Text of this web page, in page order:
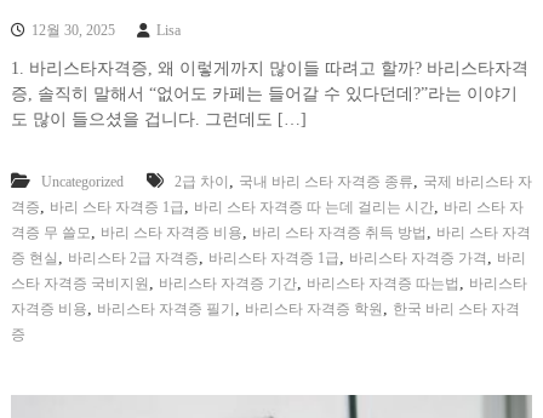
12월 30, 2025 Lisa
1. 바리스타자격증, 왜 이렇게까지 많이들 따려고 할까? 바리스타자격
증, 솔직히 말해서 “없어도 카페는 들어갈 수 있다던데?”라는 이야기
도 많이 들으셨을 겁니다. 그런데도 […]
Uncategorized 2급 차이 , 국내 바리 스타 자격증 종류, 국제 바리스타 자
격증, 바리 스타 자격증 1급, 바리 스타 자격증 따 는데 걸리는 시간, 바리 스타 자
격증 무 쓸모, 바리 스타 자격증 비용, 바리 스타 자격증 취득 방법 , 바리 스타 자격
증 현실 , 바리스타 2급 자격증, 바리스타 자격증 1급, 바리스타 자격증 가격 , 바리
스타 자격증 국비지원 , 바리스타 자격증 기간, 바리스타 자격증 따는법 , 바리스타
자격증 비용, 바리스타 자격증 필기 , 바리스타 자격증 학원 , 한국 바리 스타 자격
증